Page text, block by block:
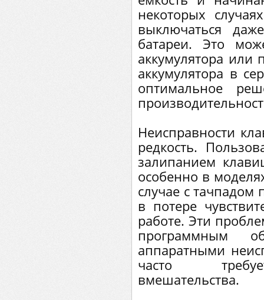
некоторых
выключаться
батареи. Это
аккумулятора
аккумулятора в
оптимальное
Неисправности
редкость.
залипанием
особенно в
случае с тачпадом
в потере
работе. Эти
программным
аппаратными
часто
вмешательства.